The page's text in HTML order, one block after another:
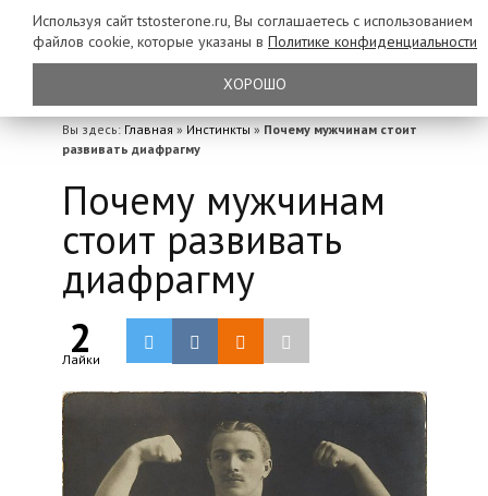
Вы здесь: Главная » Инстинкты » Почему мужчинам стоит
развивать диафрагму
Почему мужчинам
стоит развивать
диафрагму
2
Лайки
Используя сайт tstosterone.ru, Вы соглашаетесь с использованием
файлов cookie, которые указаны в Политике конфиденциальности
ХОРОШО